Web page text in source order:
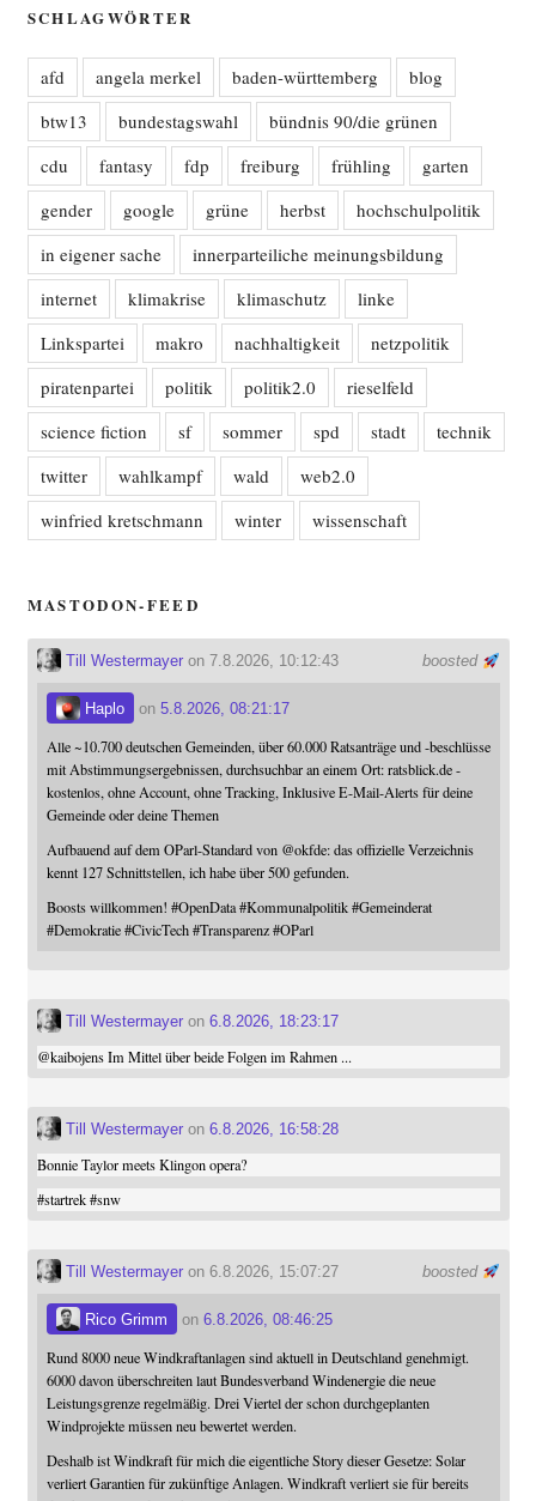
SCHLAGWÖRTER
afd angela merkel baden-württemberg
blog
btw13
bundestagswahl
bündnis 90/die grünen
cdu
fantasy fdp freiburg frühling
garten
gender
google grüne herbst
hochschulpolitik
in eigener sache
innerparteiliche meinungsbildung
internet
klimakrise klimaschutz
linke
Linkspartei
makro nachhaltigkeit
netzpolitik
piratenpartei
politik politik2.0
rieselfeld
science fiction
sf sommer spd stadt
technik
twitter
wahlkampf wald
web2.0
winfried kretschmann
winter wissenschaft
MASTODON-FEED
boosted
Till Westermayeron 7.8.2026, 10:12:43
Haplo on 5.8.2026, 08:21:17
Alle ~10.700 deutschen Gemeinden, über 60.000 Ratsanträge und -beschlüsse
mit Abstimmungsergebnissen, durchsuchbar an einem Ort: ratsblick.de -
kostenlos, ohne Account, ohne Tracking, Inklusive E-Mail-Alerts für deine
Gemeinde oder deine Themen
Aufbauend auf dem OParl-Standard von @okfde: das offizielle Verzeichnis
kennt 127 Schnittstellen, ich habe über 500 gefunden.
Boosts willkommen! #OpenData #Kommunalpolitik #Gemeinderat
#Demokratie #CivicTech #Transparenz #OParl
Till Westermayeron 6.8.2026, 18:23:17
@kaibojensIm Mittel über beide Folgen im Rahmen ...
Till Westermayeron 6.8.2026, 16:58:28
Bonnie Taylor meets Klingon opera?
#startrek #snw
boosted
Till Westermayeron 6.8.2026, 15:07:27
Rico Grimm on 6.8.2026, 08:46:25
Rund 8000 neue Windkraftanlagen sind aktuell in Deutschland genehmigt.
6000 davon überschreiten laut Bundesverband Windenergie die neue
Leistungsgrenze regelmäßig. Drei Viertel der schon durchgeplanten
Windprojekte müssen neu bewertet werden.
Deshalb ist Windkraft für mich die eigentliche Story dieser Gesetze: Solar
verliert Garantien für zukünftige Anlagen. Windkraft verliert sie für bereits